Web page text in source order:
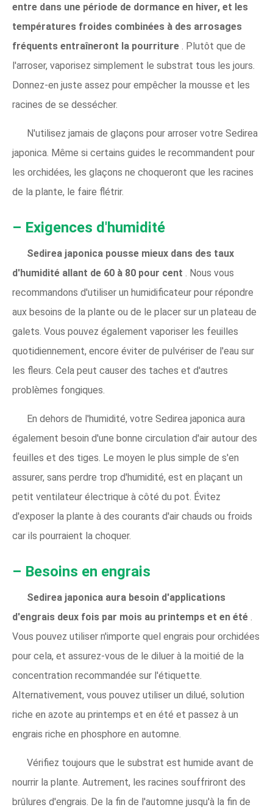
entre dans une période de dormance en hiver, et les
températures froides combinées à des arrosages
fréquents entraîneront la pourriture . Plutôt que de
l'arroser, vaporisez simplement le substrat tous les jours.
Donnez-en juste assez pour empêcher la mousse et les
racines de se dessécher.
N'utilisez jamais de glaçons pour arroser votre Sedirea
japonica. Même si certains guides le recommandent pour
les orchidées, les glaçons ne choqueront que les racines
de la plante, le faire flétrir.
– Exigences d'humidité
Sedirea japonica pousse mieux dans des taux
d'humidité allant de 60 à 80 pour cent . Nous vous
recommandons d'utiliser un humidificateur pour répondre
aux besoins de la plante ou de le placer sur un plateau de
galets. Vous pouvez également vaporiser les feuilles
quotidiennement, encore éviter de pulvériser de l'eau sur
les fleurs. Cela peut causer des taches et d'autres
problèmes fongiques.
En dehors de l'humidité, votre Sedirea japonica aura
également besoin d'une bonne circulation d'air autour des
feuilles et des tiges. Le moyen le plus simple de s'en
assurer, sans perdre trop d'humidité, est en plaçant un
petit ventilateur électrique à côté du pot. Évitez
d'exposer la plante à des courants d'air chauds ou froids
car ils pourraient la choquer.
– Besoins en engrais
Sedirea japonica aura besoin d'applications
d'engrais deux fois par mois au printemps et en été .
Vous pouvez utiliser n'importe quel engrais pour orchidées
pour cela, et assurez-vous de le diluer à la moitié de la
concentration recommandée sur l'étiquette.
Alternativement, vous pouvez utiliser un dilué, solution
riche en azote au printemps et en été et passez à un
engrais riche en phosphore en automne.
Vérifiez toujours que le substrat est humide avant de
nourrir la plante. Autrement, les racines souffriront des
brûlures d'engrais. De la fin de l'automne jusqu'à la fin de